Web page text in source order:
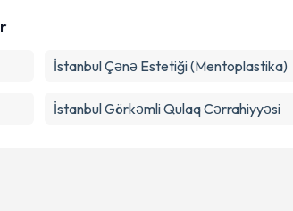
İstanbul Çənə Estetiği (Mentoplastika)
İstanbul Görkəmli Qulaq Cərrahiyyəsi